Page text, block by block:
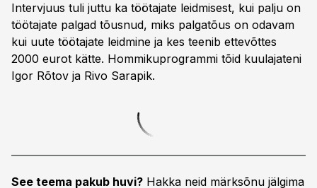
Intervjuus tuli juttu ka töötajate leidmisest, kui palju on
töötajate palgad tõusnud, miks palgatõus on odavam
kui uute töötajate leidmine ja kes teenib ettevõttes
2000 eurot kätte. Hommikuprogrammi tõid kuulajateni
Igor Rõtov ja Rivo Sarapik.
See teema pakub huvi? Hakka neid märksõnu jälgima